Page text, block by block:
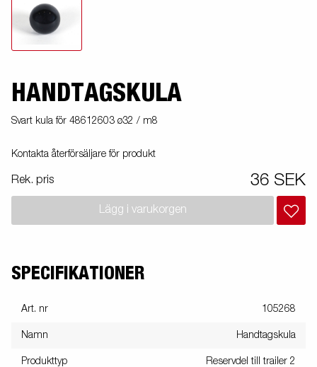
HANDTAGSKULA
Svart kula för 48612603 ø32 / m8
Kontakta återförsäljare för produkt
Rek. pris 36 SEK
Lägg i varukorgen
SPECIFIKATIONER
Art. nr 105268
Namn Handtagskula
Produkttyp Reservdel till trailer 2